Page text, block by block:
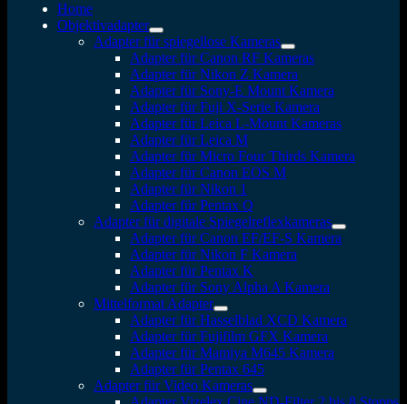
Home
Objektivadapter
Adapter für spiegellose Kameras
Adapter für Canon RF Kameras
Adapter für Nikon Z Kamera
Adapter für Sony-E Mount Kamera
Adapter für Fuji X-Serie Kamera
Adapter für Leica L-Mount Kameras
Adapter für Leica M
Adapter für Micro Four Thirds Kamera
Adapter für Canon EOS M
Adapter für Nikon 1
Adapter für Pentax Q
Adapter für digitale Spiegelreflexkameras
Adapter für Canon EF/EF-S Kamera
Adapter für Nikon F Kamera
Adapter für Pentax K
Adapter für Sony Alpha A Kamera
Mittelformat Adapter
Adapter für Hasselblad XCD Kamera
Adapter für Fujifilm GFX Kamera
Adapter für Mamiya M645 Kamera
Adapter für Pentax 645
Adapter für Video Kameras